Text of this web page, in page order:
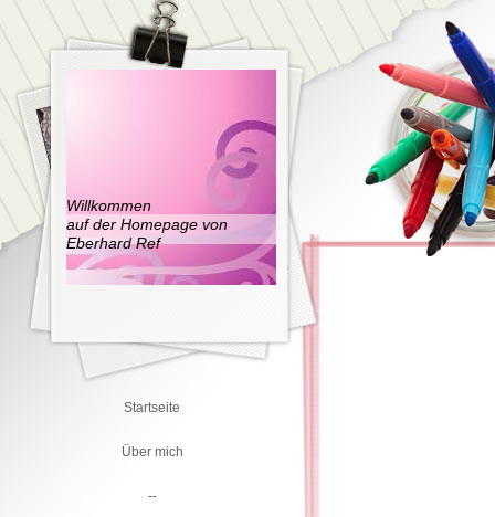
Willkommen
auf der Homepage von
Eberhard Ref
Startseite
Über mich
--